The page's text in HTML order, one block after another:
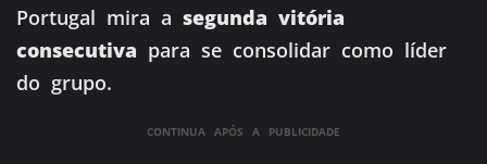
Portugal mira a segunda vitória
consecutiva para se consolidar como líder
do grupo.
CONTINUA APÓS A PUBLICIDADE